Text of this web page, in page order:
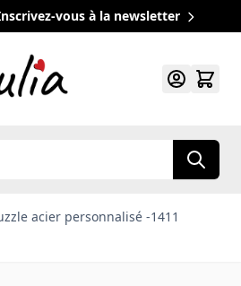
vous à la newsletter
acier personnalisé -1411